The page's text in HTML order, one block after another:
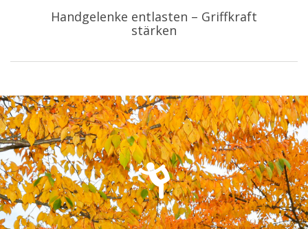
Handgelenke entlasten – Griffkraft
stärken